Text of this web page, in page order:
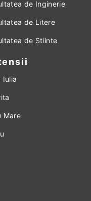
de Inginerie
de Litere
de Stiinte
Iulia
Mare